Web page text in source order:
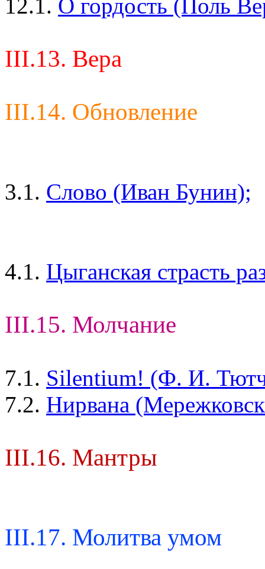
12.1. О гордость (Поль
III.13. Вера
III.14. Обновление
3.1. Слово (Иван Бунин);
4.1. Цыганская страсть
III.15. Молчание
7.1. Silentium! (Ф. И.
7.2. Нирвана
III.16. Мантры
III.17. Молитва умом